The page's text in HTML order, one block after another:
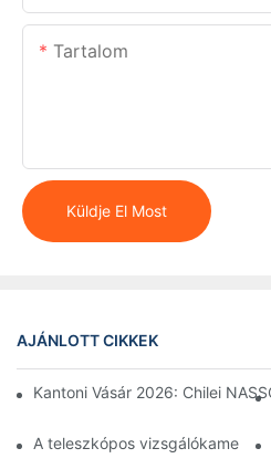
Tartalom
Küldje El Most
AJÁNLOTT CIKKEK
Kantoni Vásár 2026: Chilei
A teleszkópos